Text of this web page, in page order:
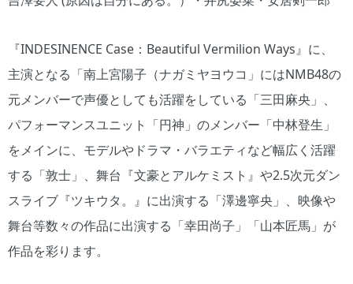
『INDESINENCE Case：Beautiful Vermilion Ways』に、
主演となる「南上宮陽子（ナガミヤヨウコ」にはNMB48の
元メンバーで声優としても活躍をしている「三田麻央」、
パフォーマンスユニット「円神」のメンバー「中林登生」
をメインに、モデルやドラマ・バラエティなど幅広く活躍
する「敦士」、舞台『文豪とアルケミスト』や2.5次元ダン
スライブ『ツキウタ。』に出演する「澤邊寧央」、映像や
舞台等数々の作品に出演する「幸田尚子」「山本匠馬」が
作品を彩ります。